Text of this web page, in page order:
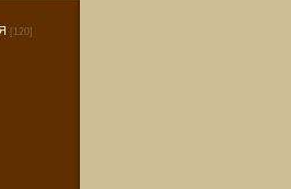
[120]